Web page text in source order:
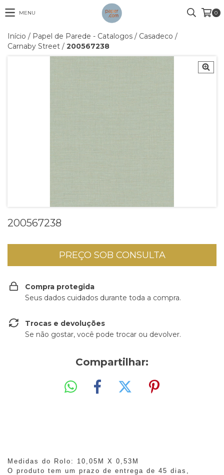
MENU 0
Início / Papel de Parede - Catalogos / Casadeco /
Carnaby Street / 200567238
200567238
Compra protegida
Seus dados cuidados durante toda a compra.
Trocas e devoluções
Se não gostar, você pode trocar ou devolver.
Compartilhar:
Medidas do Rolo: 10,05M X 0,53M
O produto tem um prazo de entrega de 45 dias,